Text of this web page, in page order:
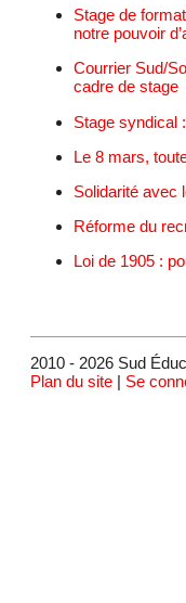
Stage de
notre pouvoir
Courrier Sud/
cadre de stage
Stage syndical
Le 8 mars,
Solidarité avec
Réforme du
Loi de 1905 :
2010 - 2026 Sud
Plan du site | Se